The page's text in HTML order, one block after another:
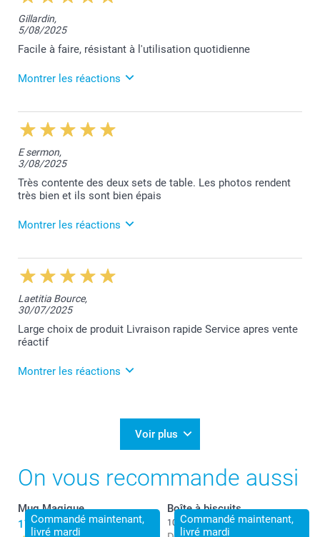
Gillardin,
5/08/2025
Facile à faire, résistant à l'utilisation quotidienne
Montrer les réactions
5/08/2025
12:52
Merci pour votre super commentaire Christine.
Votre satisfaction reste notre plus belle
récompense.
Nous restons à votre service,
Laila@Smartphoto
E sermon,
3/08/2025
Très contente des deux sets de table. Les photos rendent
très bien et ils sont bien épais
Montrer les réactions
5/08/2025
12:49
Merci pour votre super commentaire Emma. Votre
satisfaction reste notre plus belle récompense.
Nous restons à votre service,
Laila@Smartphoto
Laetitia Bource,
30/07/2025
Large choix de produit Livraison rapide Service apres vente
réactif
Montrer les réactions
Merci pour votre belle évaluation, Laetitia!
Voir plus
On vous recommande aussi
Commandé maintenant,
livré mardi
Mug Magique
17,99
Commandé maintenant,
livré mardi
Boîte à biscuits
10 variantes